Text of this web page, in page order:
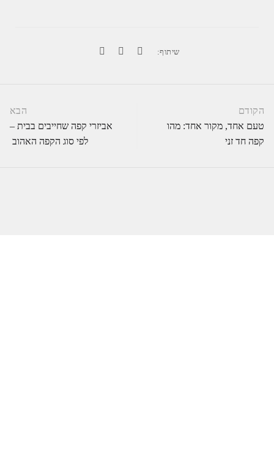
שיתוף:
אחד, מקור אחד: מהו
חד זני
אביזרי קפה שחייבים בבית –
לפי סוג הקפה האהוב